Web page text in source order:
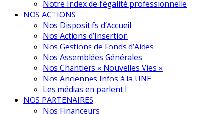
Notre Index de l’égalité professionnelle
NOS ACTIONS
Nos Dispositifs d’Accueil
Nos Actions d’Insertion
Nos Gestions de Fonds d’Aides
Nos Assemblées Générales
Nos Chantiers « Nouvelles Vies »
Nos Anciennes Infos à la UNE
Les médias en parlent !
NOS PARTENAIRES
Nos Financeurs